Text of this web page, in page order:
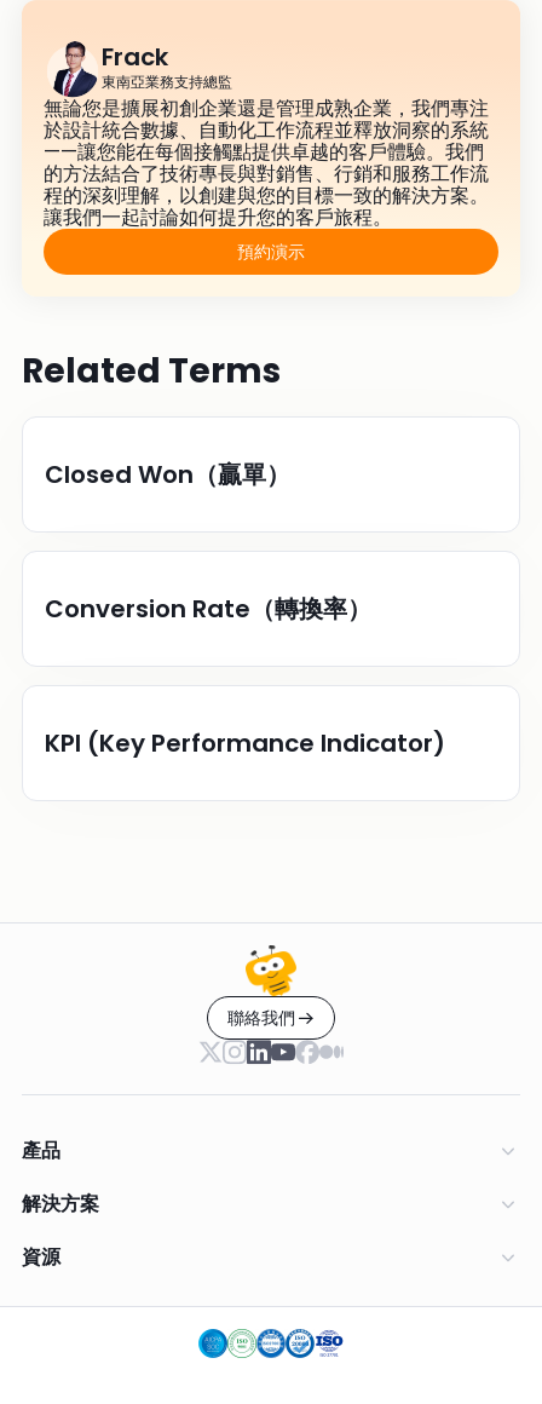
Frack
東南亞業務支持總監
無論您是擴展初創企業還是管理成熟企業，我們專注
於設計統合數據、自動化工作流程並釋放洞察的系統
——讓您能在每個接觸點提供卓越的客戶體驗。我們
的方法結合了技術專長與對銷售、行銷和服務工作流
程的深刻理解，以創建與您的目標一致的解決方案。
讓我們一起討論如何提升您的客戶旅程。
預約演示
Related Terms
Closed Won（贏單）
Conversion Rate（轉換率）
KPI (Key Performance Indicator)
聯絡我們
產品
解決方案
資源